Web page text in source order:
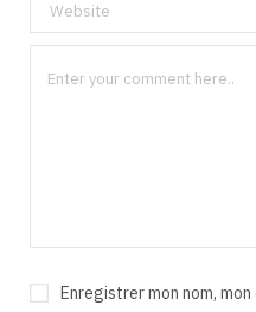
Enregistrer mon nom,